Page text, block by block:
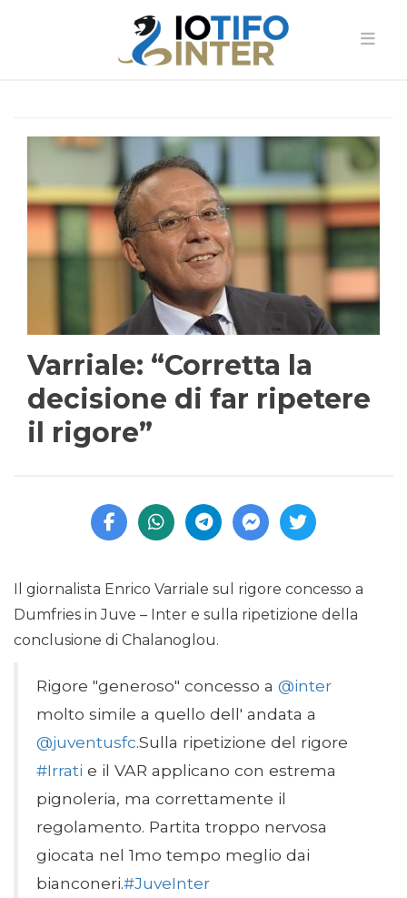
Varriale: “Corretta la
decisione di far ripetere
il rigore”
Il giornalista Enrico Varriale sul rigore concesso a
Dumfries in Juve – Inter e sulla ripetizione della
conclusione di Chalanoglou.
Rigore "generoso" concesso a @inter
molto simile a quello dell' andata a
@juventusfc.Sulla ripetizione del rigore
#Irrati e il VAR applicano con estrema
pignoleria, ma correttamente il
regolamento. Partita troppo nervosa
giocata nel 1mo tempo meglio dai
bianconeri.#JuveInter